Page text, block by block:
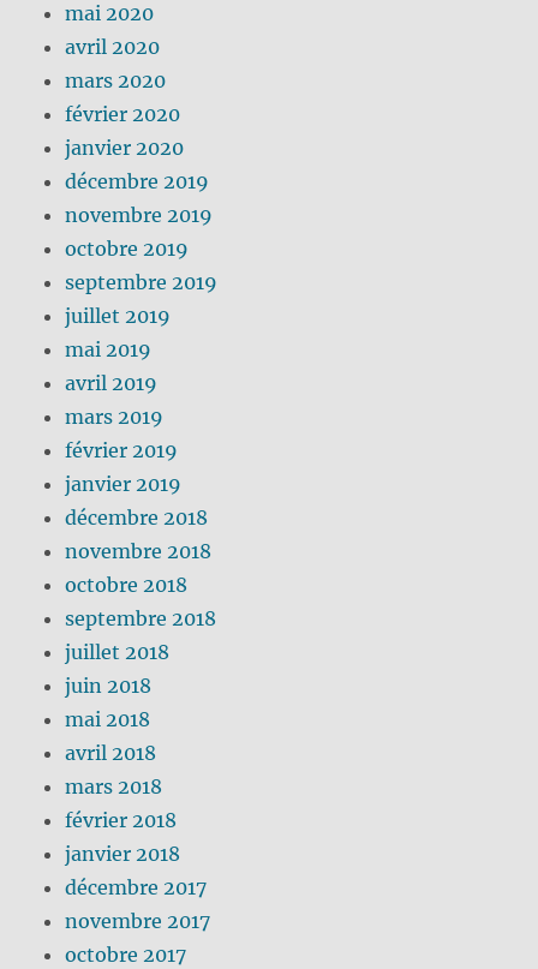
mai 2020
avril 2020
mars 2020
février 2020
janvier 2020
décembre 2019
novembre 2019
octobre 2019
septembre 2019
juillet 2019
mai 2019
avril 2019
mars 2019
février 2019
janvier 2019
décembre 2018
novembre 2018
octobre 2018
septembre 2018
juillet 2018
juin 2018
mai 2018
avril 2018
mars 2018
février 2018
janvier 2018
décembre 2017
novembre 2017
octobre 2017